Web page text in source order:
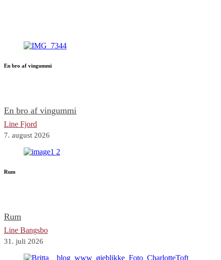
En bro af vingummi
En bro af vingummi
Line Fjord
7. august 2026
Rum
Rum
Line Bangsbo
31. juli 2026